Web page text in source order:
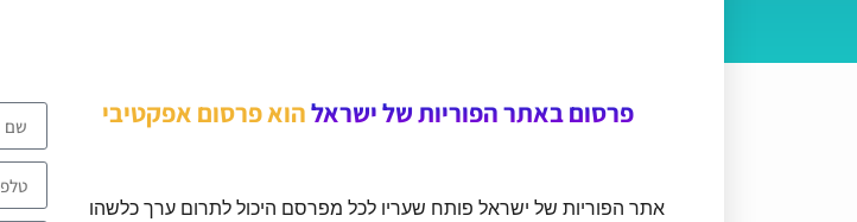
פרסום באתר הפוריות של ישראלהוא פרסום אפקטיבי
אתר הפוריות של ישראל פותח שעריו לכל מפרסם היכול לתרום ערך כלשהו